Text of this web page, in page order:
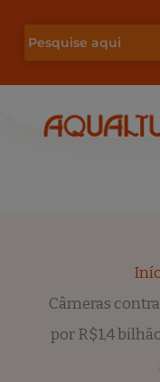
para
Câmeras
por R$1,4